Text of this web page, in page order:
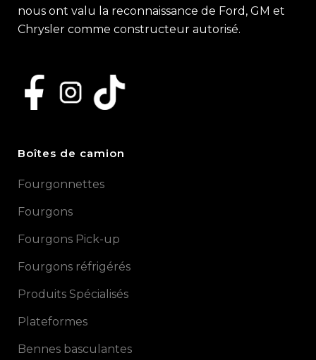
nous ont valu la reconnaissance de Ford, GM et
Chrysler comme constructeur autorisé.
Boîtes de camion
Fourgonnettes
Fourgons
Fourgons Pick-up
Fourgons réfrigérés
Produits Spécialisés
Plateformes
Bennes basculantes